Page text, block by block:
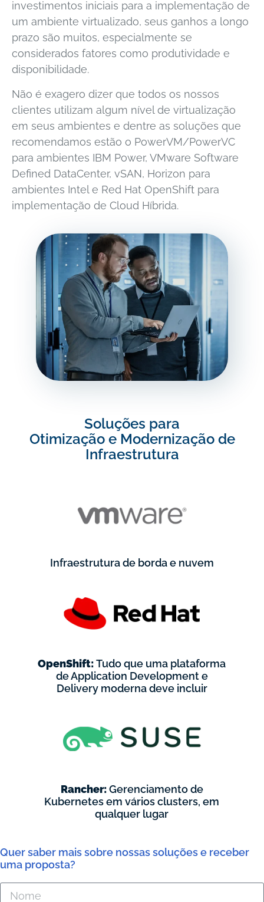
investimentos iniciais para a implementação de
um ambiente virtualizado, seus ganhos a longo
prazo são muitos, especialmente se
considerados fatores como produtividade e
disponibilidade.
Não é exagero dizer que todos os nossos
clientes utilizam algum nível de virtualização
em seus ambientes e dentre as soluções que
recomendamos estão o PowerVM/PowerVC
para ambientes IBM Power, VMware Software
Defined DataCenter, vSAN, Horizon para
ambientes Intel e Red Hat OpenShift para
implementação de Cloud Híbrida.
Soluções para
Otimização e Modernização de
Infraestrutura
Infraestrutura de borda e nuvem
OpenShift:Tudo que uma plataforma
de Application Development e
Delivery moderna deve incluir
Rancher:Gerenciamento de
Kubernetes em vários clusters, em
qualquer lugar
Quer saber mais sobre nossas soluções e receber
uma proposta?